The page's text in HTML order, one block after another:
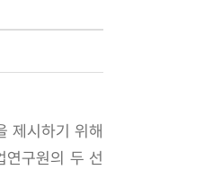
제시하기 위해
연구원의 두 선